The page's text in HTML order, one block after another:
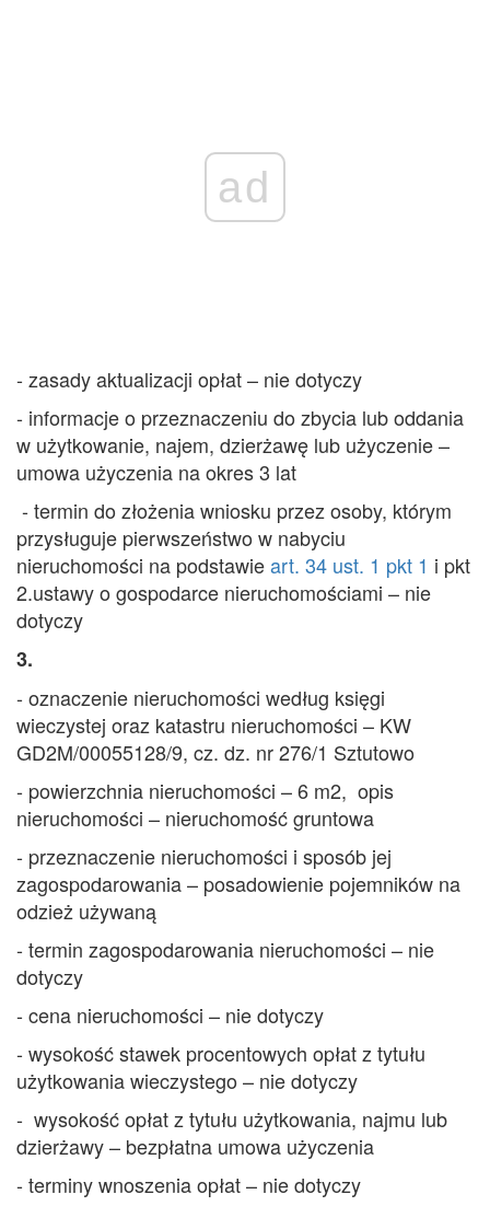
ad
- zasady aktualizacji opłat – nie dotyczy
- informacje o przeznaczeniu do zbycia lub oddania
w użytkowanie, najem, dzierżawę lub użyczenie –
umowa użyczenia na okres 3 lat
- termin do złożenia wniosku przez osoby, którym
przysługuje pierwszeństwo w nabyciu
nieruchomości na podstawieart. 34 ust. 1 pkt 1 i pkt
2.ustawy o gospodarce nieruchomościami – nie
dotyczy
3.
- oznaczenie nieruchomości według księgi
wieczystej oraz katastru nieruchomości – KW
GD2M/00055128/9, cz. dz. nr 276/1 Sztutowo
- powierzchnia nieruchomości – 6 m2, opis
nieruchomości – nieruchomość gruntowa
- przeznaczenie nieruchomości i sposób jej
zagospodarowania – posadowienie pojemników na
odzież używaną
- termin zagospodarowania nieruchomości – nie
dotyczy
- cena nieruchomości – nie dotyczy
- wysokość stawek procentowych opłat z tytułu
użytkowania wieczystego – nie dotyczy
- wysokość opłat z tytułu użytkowania, najmu lub
dzierżawy – bezpłatna umowa użyczenia
- terminy wnoszenia opłat – nie dotyczy